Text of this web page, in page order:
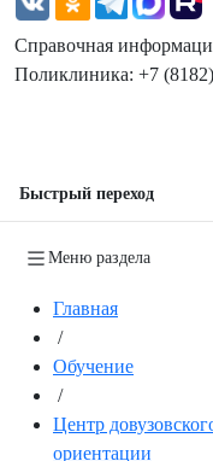
Справочная
Поликлиника: +7
Быстрый переход
Меню раздела
Главная
/
Обучение
/
Центр
ориентации